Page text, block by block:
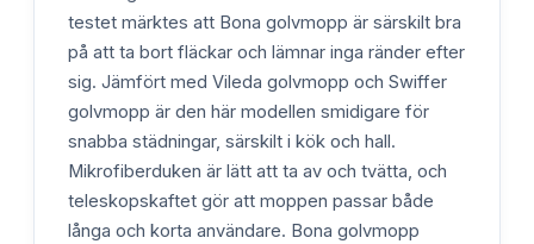
testet märktes att Bona golvmopp är särskilt bra
på att ta bort fläckar och lämnar inga ränder efter
sig. Jämfört med Vileda golvmopp och Swiffer
golvmopp är den här modellen smidigare för
snabba städningar, särskilt i kök och hall.
Mikrofiberduken är lätt att ta av och tvätta, och
teleskopskaftet gör att moppen passar både
långa och korta användare. Bona golvmopp